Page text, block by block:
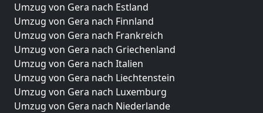
Umzug von Gera nach Estland
Umzug von Gera nach Finnland
Umzug von Gera nach Frankreich
Umzug von Gera nach Griechenland
Umzug von Gera nach Italien
Umzug von Gera nach Liechtenstein
Umzug von Gera nach Luxemburg
Umzug von Gera nach Niederlande